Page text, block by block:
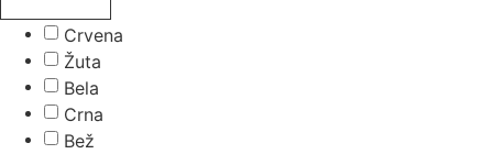
Crvena
Žuta
Bela
Crna
Bež